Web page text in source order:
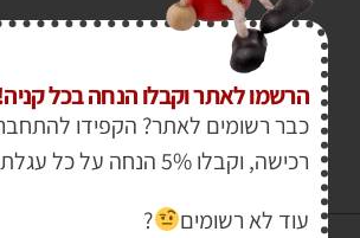
הרשמו לאתר וקבלו הנחה בכל
כבר רשומים לאתר? הקפידו
רכישה, וקבלו 5% הנחה על כל עגלת הקניות.
עוד לא רשומים
?